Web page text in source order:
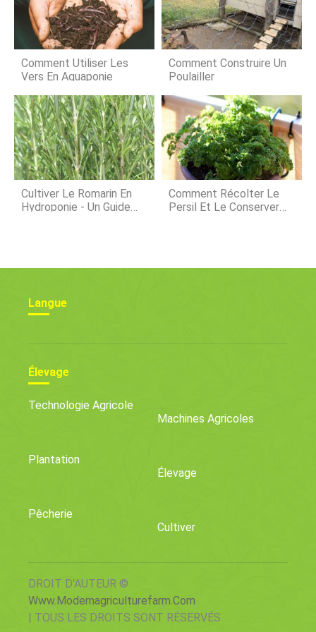
société d
régions montagneuses du pays. La
contribution des moutons à travers
les exportations de viande est de 8%
de la valeur totale des exportations
de produits agricoles et alimentaires
transformés.
Comment Utiliser Les
Vers En Aquaponie
Comment Construire Un
Poulailler
Cultiver Le Romarin En
Hydroponie - Un Guide
Comment Récolter Le
Persil Et Le Conserver
Langue
Élevage
Technologie Agricole
Machines Agricoles
Plantation
Élevage
Pêcherie
Cultiver
DROIT D'AUTEUR ©
Www.modernagriculturefarm.com
| TOUS LES DROITS SONT RÉSERVÉS